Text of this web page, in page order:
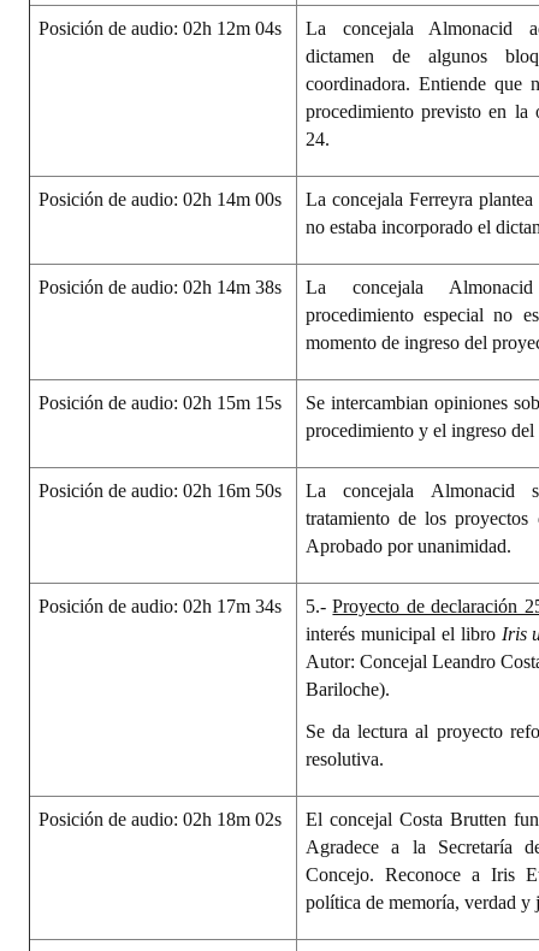
Posición de audio: 02h 12m 04s
La concejala Almonacid
dictamen de algunos
coordinadora. Entiende que
procedimiento previsto en la
24.
Posición de audio: 02h 14m 00s
La concejala Ferreyra
no estaba incorporado el
Posición de audio: 02h 14m 38s
La concejala
procedimiento especial no
momento de ingreso del
Posición de audio: 02h 15m 15s
Se intercambian opiniones
procedimiento y el ingreso
Posición de audio: 02h 16m 50s
La concejala Almonacid
tratamiento de los
Aprobado por unanimidad.
Posición de audio: 02h 17m 34s 5.-Proyecto de declaración
interés municipal el libro Iris
Autor: Concejal Leandro
Bariloche).
Se da lectura al proyecto
resolutiva.
Posición de audio: 02h 18m 02s
El concejal Costa Brutten
Agradece a la Secretaría
Concejo. Reconoce a Iris
política de memoría, verdad y